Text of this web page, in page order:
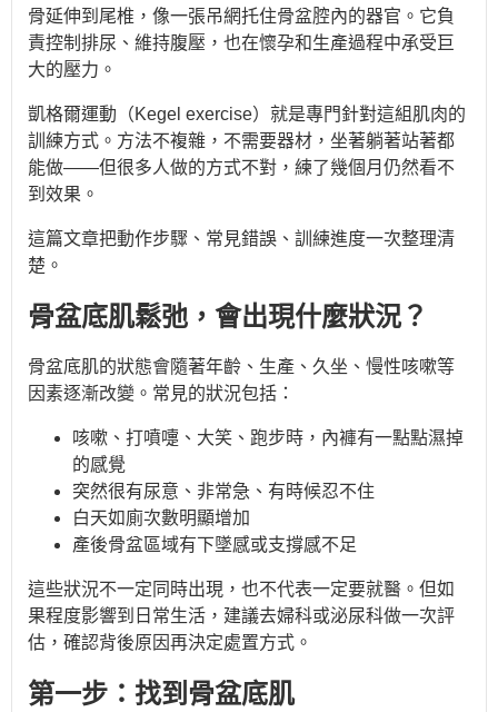
骨延伸到尾椎，像一張吊網托住骨盆腔內的器官。它負
責控制排尿、維持腹壓，也在懷孕和生產過程中承受巨
大的壓力。
凱格爾運動（Kegel exercise）就是專門針對這組肌肉的
訓練方式。方法不複雜，不需要器材，坐著躺著站著都
能做——但很多人做的方式不對，練了幾個月仍然看不
到效果。
這篇文章把動作步驟、常見錯誤、訓練進度一次整理清
楚。
骨盆底肌鬆弛，會出現什麼狀況？
骨盆底肌的狀態會隨著年齡、生產、久坐、慢性咳嗽等
因素逐漸改變。常見的狀況包括：
咳嗽、打噴嚏、大笑、跑步時，內褲有一點點濕掉
的感覺
突然很有尿意、非常急、有時候忍不住
白天如廁次數明顯增加
產後骨盆區域有下墜感或支撐感不足
這些狀況不一定同時出現，也不代表一定要就醫。但如
果程度影響到日常生活，建議去婦科或泌尿科做一次評
估，確認背後原因再決定處置方式。
第一步：找到骨盆底肌